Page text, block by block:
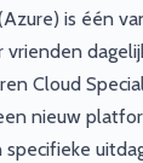
is één
vrienden
Cloud
nieuw